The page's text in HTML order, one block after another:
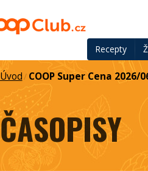
Recepty
Úvod/ COOP Super Cena 2026/
ČASOPISY